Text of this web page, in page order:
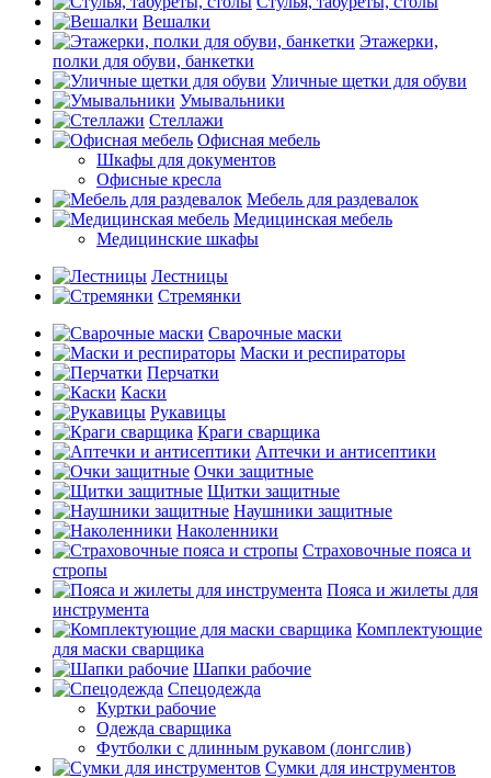
Вешалки
Этажерки,
полки для обуви, банкетки
Уличные щетки для обуви
Умывальники
Стеллажи
Офисная мебель
Шкафы для документов
Офисные кресла
Мебель для раздевалок
Медицинская мебель
Медицинские шкафы
Лестницы
Стремянки
Сварочные маски
Маски и респираторы
Перчатки
Каски
Рукавицы
Краги сварщика
Аптечки и антисептики
Очки защитные
Щитки защитные
Наушники защитные
Наколенники
Страховочные пояса и
стропы
Пояса и жилеты для
инструмента
Комплектующие
для маски сварщика
Шапки рабочие
Спецодежда
Куртки рабочие
Одежда сварщика
Футболки с длинным рукавом (лонгслив)
Сумки для инструментов